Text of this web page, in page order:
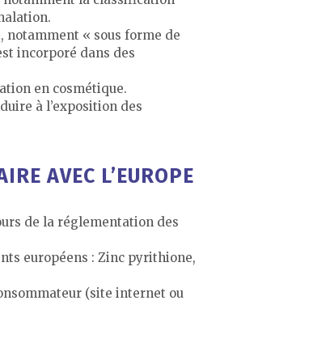
notamment « sous forme de
incorporé dans des
en cosmétique.
à l’exposition des
AVEC L’EUROPE
de la réglementation des
européens : Zinc pyrithione,
(site internet ou